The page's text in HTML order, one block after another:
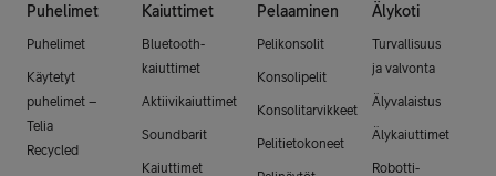
Puhelimet
Puhelimet
Käytetyt
puhelimet –
Telia
Recycled
Kaiuttimet
Bluetooth-
kaiuttimet
Aktiivikaiuttimet
Soundbarit
Kaiuttimet
Pelaaminen
Pelikonsolit
Konsolipelit
Konsolitarvikkeet
Pelitietokoneet
Älykoti
Turvallisuus
ja valvonta
Älyvalaistus
Älykaiuttimet
Robotti-